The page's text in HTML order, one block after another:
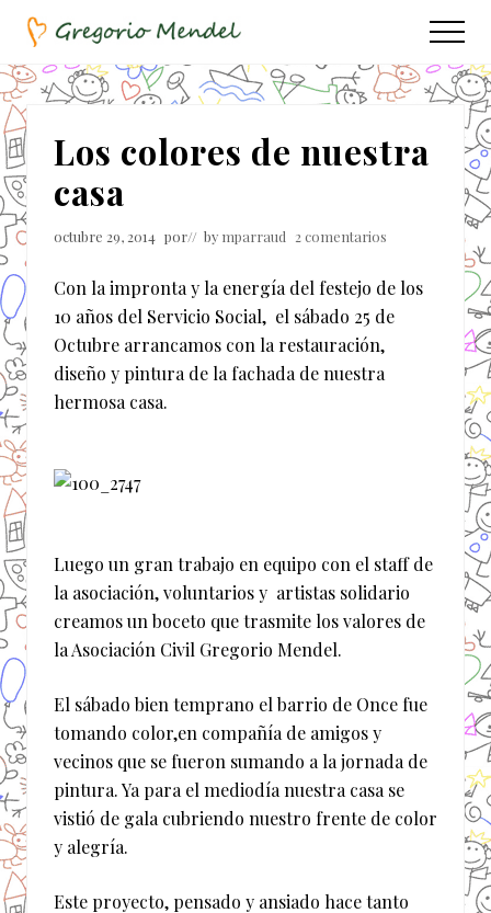
Menu
Saltar
contenido
principal
Saltar
la
barra
lateral
principal
Asociación
Civil
Menu
Los colores de nuestra
casa
octubre 29, 2014 por// by mparraud 2 comentarios
Con la impronta y la energía del festejo de los
10 años del Servicio Social, el sábado 25 de
Octubre arrancamos con la restauración,
diseño y pintura de la fachada de nuestra
hermosa casa.
Luego un gran trabajo en equipo con el staff de
la asociación, voluntarios y artistas solidario
creamos un boceto que trasmite los valores de
la Asociación Civil Gregorio Mendel.
El sábado bien temprano el barrio de Once fue
tomando color,en compañía de amigos y
vecinos que se fueron sumando a la jornada de
pintura. Ya para el mediodía nuestra casa se
vistió de gala cubriendo nuestro frente de color
y alegría.
Este proyecto, pensado y ansiado hace tanto